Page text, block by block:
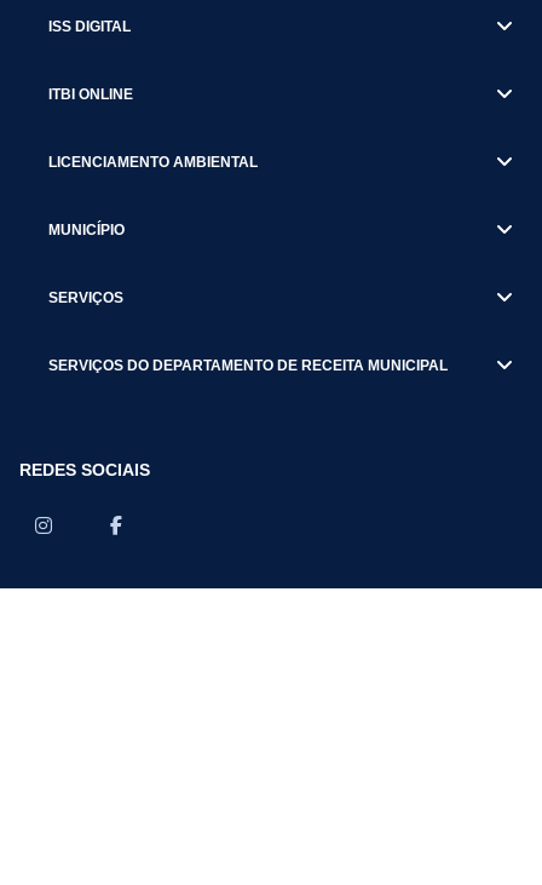
ISS DIGITAL
ITBI ONLINE
LICENCIAMENTO AMBIENTAL
MUNICÍPIO
SERVIÇOS
SERVIÇOS DO DEPARTAMENTO DE RECEITA MUNICIPAL
REDES SOCIAIS